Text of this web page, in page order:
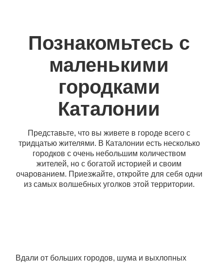
Познакомьтесь с
маленькими
городками
Каталонии
Представьте, что вы живете в городе всего с
тридцатью жителями. В Каталонии есть несколько
городков с очень небольшим количеством
жителей, но с богатой историей и своим
очарованием. Приезжайте, откройте для себя одни
из самых волшебных уголков этой территории.
Вдали от больших городов, шума и выхлопных